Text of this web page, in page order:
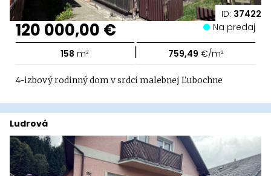
ID: 37422
120 000,00 € Na predaj
158 m² | 759,49 €/m²
4-izbový rodinný dom v srdci malebnej Ľubochne
Ludrová